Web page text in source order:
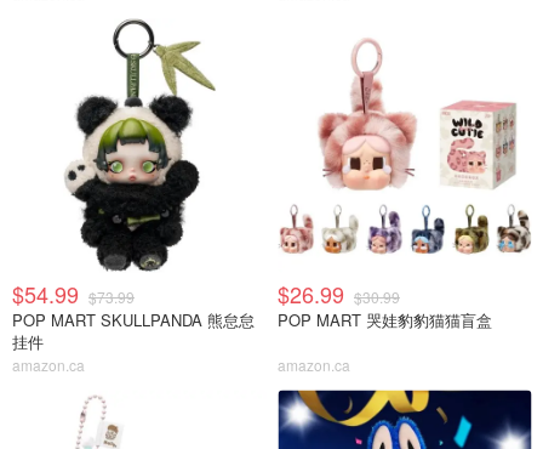
$54.99 $73.99
POP MART SKULLPANDA 熊怠怠
挂件
amazon.ca
$26.99 $30.99
POP MART 哭娃豹豹猫猫盲盒
amazon.ca